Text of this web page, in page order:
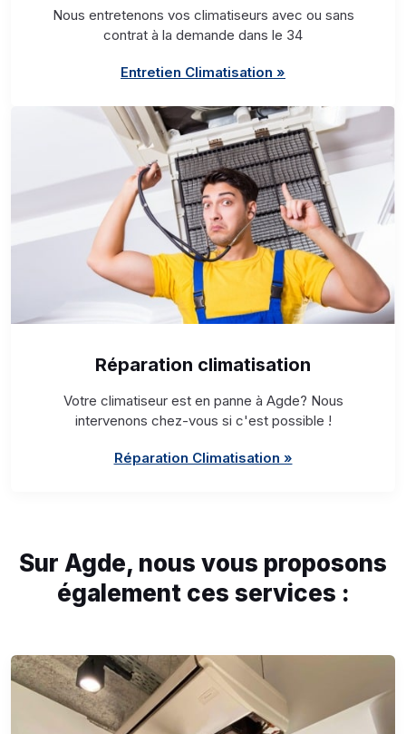
Nous entretenons vos climatiseurs avec ou sans
contrat à la demande dans le 34
Entretien Climatisation »
Réparation climatisation
Votre climatiseur est en panne à Agde? Nous
intervenons chez-vous si c'est possible !
Réparation Climatisation »
Sur Agde, nous vous proposons
également ces services :